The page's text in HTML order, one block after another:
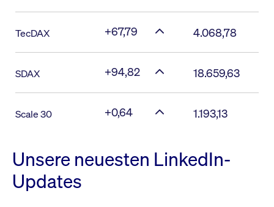
TecDAX +67,79 4.068,78
SDAX +94,82 18.659,63
Scale 30 +0,64 1.193,13
Unsere neuesten LinkedIn-
Updates